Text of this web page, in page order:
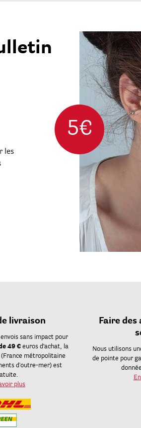
5€
les
livraison
sans impact pour
49 € euros d’achat, la
(France métropolitaine
d'outre-mer) est
plus
Faire
Nous utilisons
de pointe pour